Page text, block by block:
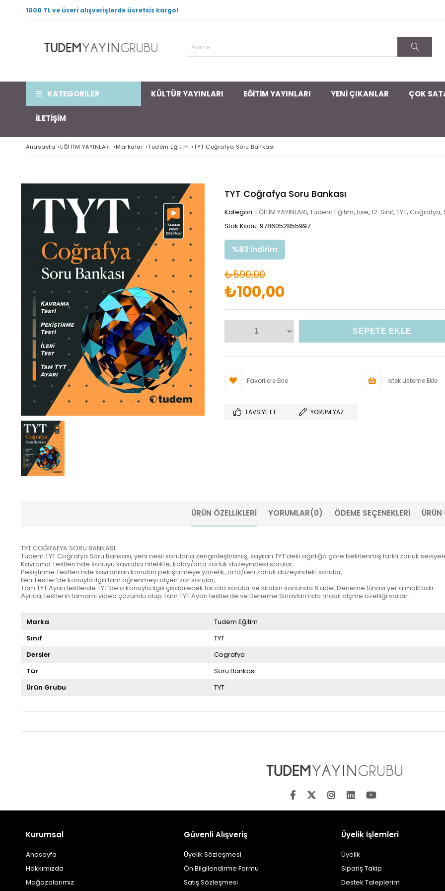
1000 TL ve üzeri alışverişlerde ücretsiz kargo!
KATEGORİLER KÜLTÜR YAYINLARI EĞİTİM YAYINLARI YENİ ÇIKANLAR ÇOK
İLETİŞİM
Anasayfa >EĞİTİM YAYINLARI >Markalar >Tudem Eğitim >TYT Coğrafya Soru Bankası
TYT Coğrafya Soru Bankası
Kategori: EĞİTİM YAYINLARI, Tudem Eğitim, Lise, 12. Sınıf, TYT, Coğrafya,
Stok Kodu: 9786052855997
%83 İndirim
₺590,00
₺100,00
Favorilere Ekle İstek Listeme Ekle
TAVSIYE ET YORUM YAZ
ÜRÜN ÖZELLIKLERI YORUMLAR(0) ÖDEME SEÇENEKLERI ÜRÜN
TYT COĞRAFYA SORU BANKASI
Tudem TYT Coğrafya Soru Bankası, yeni nesil sorularla zenginleştirilmiş, sayıları TYT’deki ağırlığa göre belirlenmiş farklı zorluk
Kavrama Testleri’nde konuyu kavratıcı nitelikte, kolay/orta zorluk düzeyindeki sorular;
Pekiştirme Testleri’nde kavranılan konuları pekiştirmeye yönelik, orta/ileri zorluk düzeyindeki sorular;
İleri Testler’de konuyla ilgili tam öğrenmeyi ölçen zor sorular;
Tam TYT Ayarı testlerde TYT’de o konuyla ilgili çıkabilecek tarzda sorular ve kitabın sonunda 6 adet Deneme Sınavı yer almaktadır.
Ayrıca, testlerin tamamı video çözümlü olup Tam TYT Ayarı testlerde ve Deneme Sınavları’nda mobil ölçme özelliği vardır.
Marka
Tudem Eğitim
Sınıf
TYT
Dersler
Cografya
Tür
Soru Bankası
Ürün Grubu
TYT
Kurumsal
Anasayfa
Hakkımızda
Mağazalarımız
Güvenli Alışveriş
Üyelik Sözleşmesi
Ön Bilgilendirme Formu
Satış Sözleşmesi
Üyelik İşlemleri
Üyelik
Sipariş Takip
Destek Taleplerim